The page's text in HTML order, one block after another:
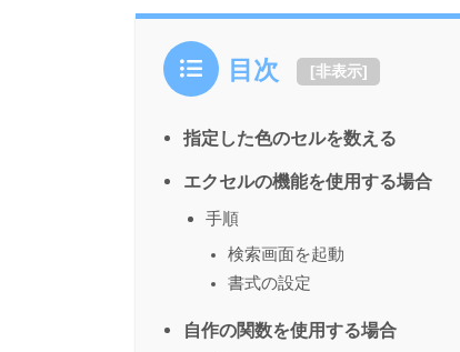
目次 [非表示]
指定した色のセルを数える
エクセルの機能を使用する場合
手順
検索画面を起動
書式の設定
自作の関数を使用する場合